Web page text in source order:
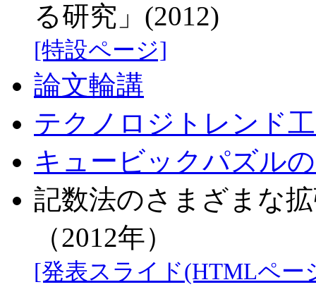
る研究」(2012)
[特設ページ]
論文輪講
テクノロジトレンド
キュービックパズル
記数法のさまざまな
（2012年）
[発表スライド(HTMLペー